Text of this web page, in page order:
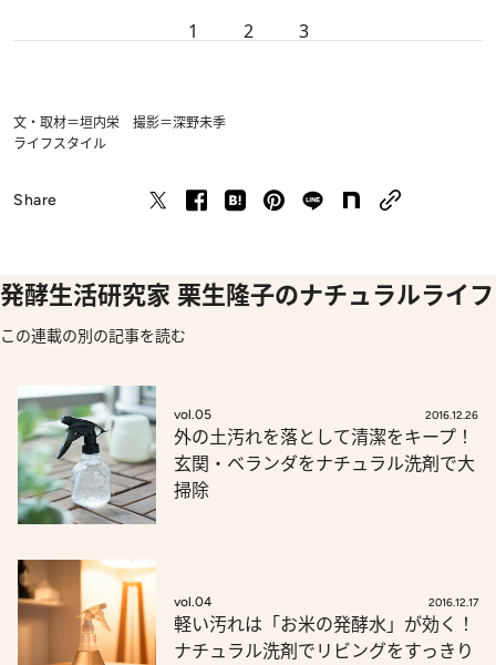
1 2 3
文・取材＝垣内栄 撮影＝深野未季
ライフスタイル
Share
発酵生活研究家 栗生隆子のナチュラルライフ
この連載の別の記事を読む
vol.05 2016.12.26
外の土汚れを落として清潔をキープ！
玄関・ベランダをナチュラル洗剤で大
掃除
vol.04 2016.12.17
軽い汚れは「お米の発酵水」が効く！
ナチュラル洗剤でリビングをすっきり